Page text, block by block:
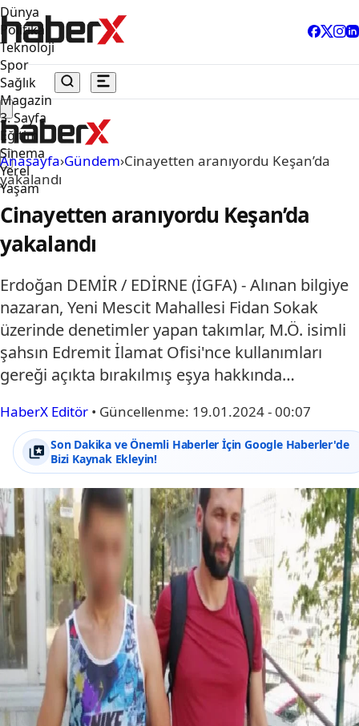
Dünya
Politika
Teknoloji
Spor
Sağlık
Magazin
3. Sayfa
Eğitim
Sinema
Yerel
Yaşam
Anasayfa›Gündem›Cinayetten aranıyordu Keşan’da
yakalandı
Cinayetten aranıyordu Keşan’da
yakalandı
Erdoğan DEMİR / EDİRNE (İGFA) - Alınan bilgiye
nazaran, Yeni Mescit Mahallesi Fidan Sokak
üzerinde denetimler yapan takımlar, M.Ö. isimli
şahsın Edremit İlamat Ofisi'nce kullanımları
gereği açıkta bırakılmış eşya hakkında…
HaberX Editör • Güncellenme: 19.01.2024 - 00:07
Son Dakika ve Önemli Haberler İçin Google Haberler'de
Bizi Kaynak Ekleyin!